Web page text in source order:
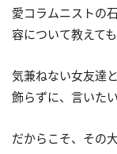
愛コラムニストの
容について教えても
気兼ねない女友達
飾らずに、言いた
だからこそ、その